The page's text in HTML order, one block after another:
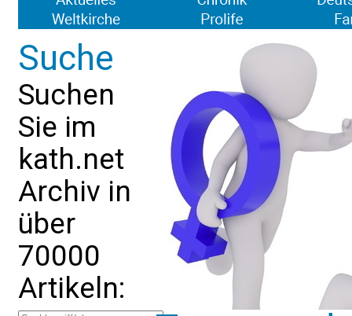
Suche
Suchen
Sie im
kath.net
Archiv in
über
70000
Artikeln: